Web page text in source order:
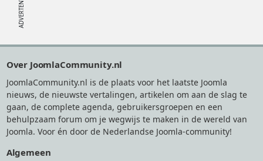
Over JoomlaCommunity.nl
JoomlaCommunity.nl is de plaats voor het laatste Joomla
nieuws, de nieuwste vertalingen, artikelen om aan de slag te
gaan, de complete agenda, gebruikersgroepen en een
behulpzaam forum om je wegwijs te maken in de wereld van
Joomla. Voor én door de Nederlandse Joomla-community!
Algemeen